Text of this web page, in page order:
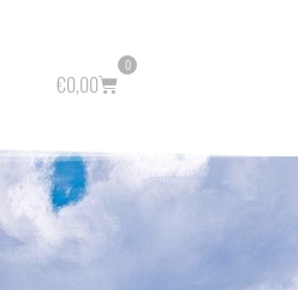
€0,00
0